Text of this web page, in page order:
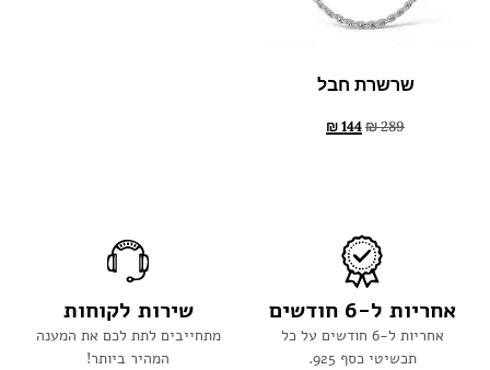
שרשרת חבל
₪289
₪144
אחריות ל-6 חודשים
אחריות ל-6 חודשים על כל
תכשיטי כסף 925.
שירות לקוחות
מתחייבים לתת לכם את המענה
המהיר ביותר!